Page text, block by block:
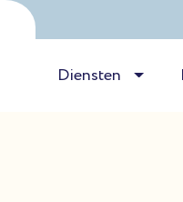
Diensten